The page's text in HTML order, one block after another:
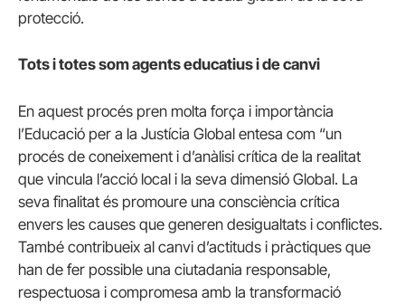
protecció.
Tots i totes som agents educatius i de canvi
En aquest procés pren molta força i importància
l’Educació per a la Justícia Global entesa com “un
procés de coneixement i d’anàlisi crítica de la realitat
que vincula l’acció local i la seva dimensió Global. La
seva finalitat és promoure una consciència crítica
envers les causes que generen desigualtats i conflictes.
També contribueix al canvi d’actituds i pràctiques que
han de fer possible una ciutadania responsable,
respectuosa i compromesa amb la transformació